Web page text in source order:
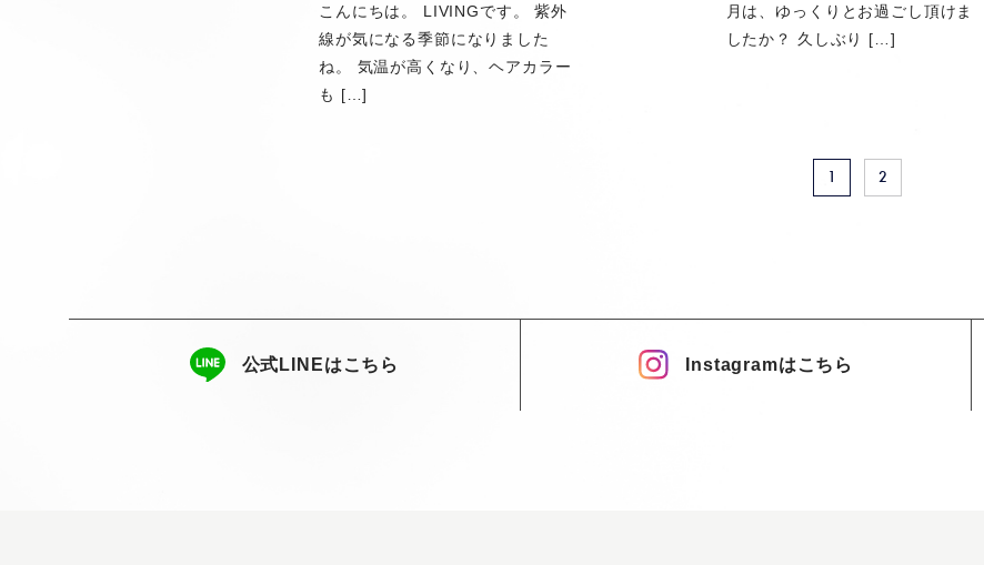
こんにちは。 LIVINGです。 紫外
線が気になる季節になりました
ね。 気温が高くなり、ヘアカラー
も […]
月は、ゆっくりとお過ごし頂けま
したか？ 久しぶり […]
1 2
公式LINEはこちら Instagramはこちら